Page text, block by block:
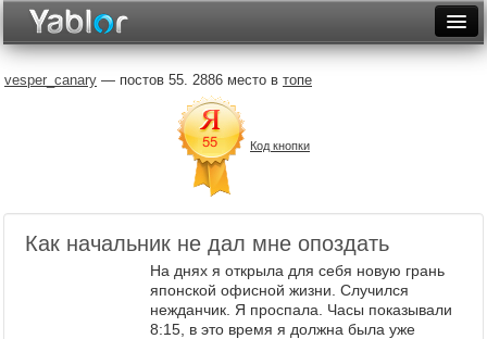
Неделя
Месяц
Рейтинги
Архив
Фототоп
Видеотоп
vesper_canary — постов 55. 2886 место в топе
Код кнопки
Как начальник не дал мне опоздать
На днях я открыла для себя новую грань
японской офисной жизни. Случился
нежданчик. Я проспала. Часы показывали
8:15, в это время я должна была уже